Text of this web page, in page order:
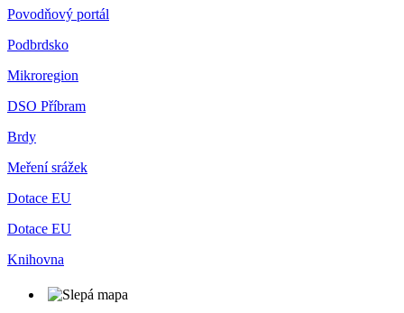
Povodňový portál
Podbrdsko
Mikroregion
DSO Příbram
Brdy
Meření srážek
Dotace EU
Dotace EU
Knihovna